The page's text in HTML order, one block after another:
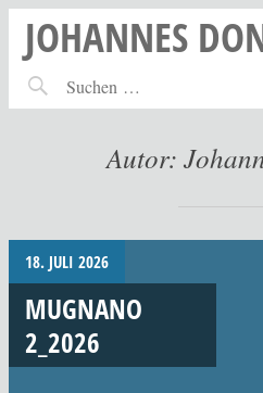
JOHANNES
Autor:
18. JULI 2026
MUGNANO
2_2026